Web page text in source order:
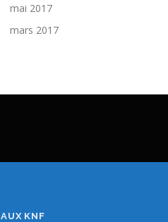
mai 2017
mars 2017
KNF